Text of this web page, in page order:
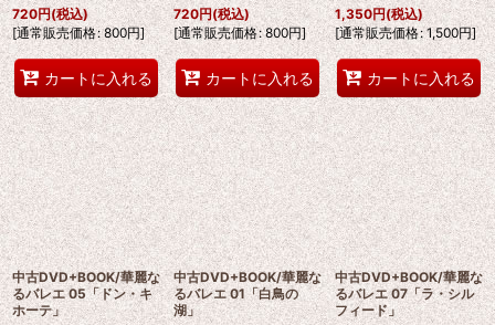
720円(税込)
[通常販売価格: 800円]
カートに入れる
720円(税込)
[通常販売価格: 800円]
カートに入れる
1,350円(税込)
[通常販売価格: 1,500円]
カートに入れる
中古DVD+BOOK/華麗な
るバレエ 05「ドン・キ
ホーテ」
中古DVD+BOOK/華麗な
るバレエ 01「白鳥の
湖」
中古DVD+BOOK/華麗な
るバレエ 07「ラ・シル
フィード」